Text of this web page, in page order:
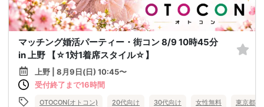
マッチング婚活パーティー・街コン 8/9 10時45分
in 上野 【☆1対1着席スタイル☆】
上野 | 8月9日(日) 10:45〜
受付終了まで16時間
OTOCON(オトコン) 20代向け 30代向け 女性無料 東京都